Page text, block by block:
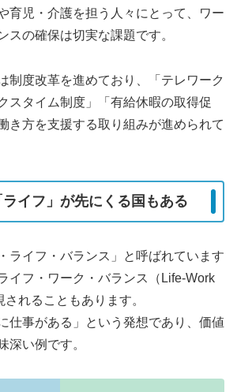
育児・介護を担う人々にとって、ワー
スの確保は切実な課題です。
制度改革を進めており、「テレワーク
スタイム制度」「有給休暇の取得促
き方を支援する取り組みが進められて
イフ」が先にくる国もある
ライフ・バランス」と呼ばれています
イフ・ワーク・バランス（Life-Work
れることもあります。
仕事がある」という発想であり、価値
深い例です。